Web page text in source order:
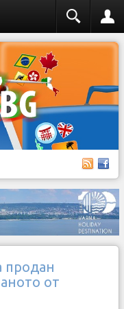
продан
от